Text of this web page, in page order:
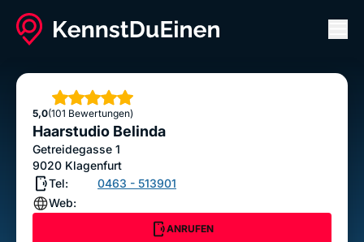
Haarstudio Belinda
Bewertung abgeben
5,0
Sterne
(101 Bewertungen)
Haarstudio Belinda
Getreidegasse 1
9020 Klagenfurt
Tel:
0463 - 513901
Web:
ANRUFEN